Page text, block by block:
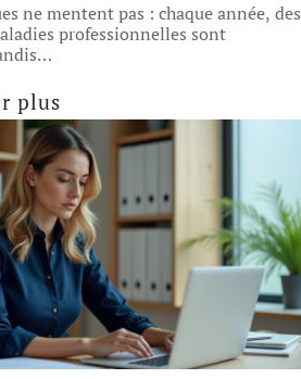
ne mentent pas : chaque année, des
professionnelles sont
…
plus